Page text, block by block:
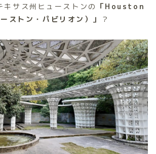
キサス州ヒューストンの 「Houston
トン・パビリオン）」
？